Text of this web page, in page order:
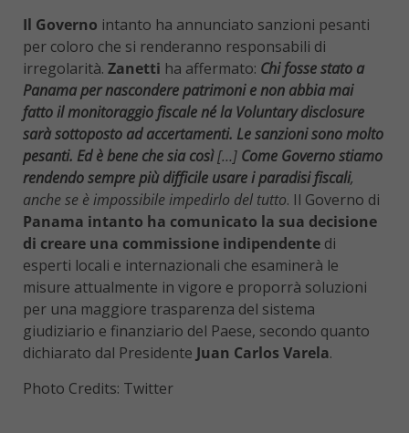
Il Governo intanto ha annunciato sanzioni pesanti
per coloro che si renderanno responsabili di
irregolarità. Zanetti ha affermato: Chi fosse stato a
Panama per nascondere patrimoni e non abbia mai
fatto il monitoraggio fiscale né la Voluntary disclosure
sarà sottoposto ad accertamenti. Le sanzioni sono molto
pesanti. Ed è bene che sia così[…] Come Governo stiamo
rendendo sempre più difficile usare i paradisi fiscali,
anche se è impossibile impedirlo del tutto. Il Governo di
Panama intanto ha comunicato la sua decisione
di creare una commissione indipendente di
esperti locali e internazionali che esaminerà le
misure attualmente in vigore e proporrà soluzioni
per una maggiore trasparenza del sistema
giudiziario e finanziario del Paese, secondo quanto
dichiarato dal Presidente Juan Carlos Varela.
Photo Credits: Twitter